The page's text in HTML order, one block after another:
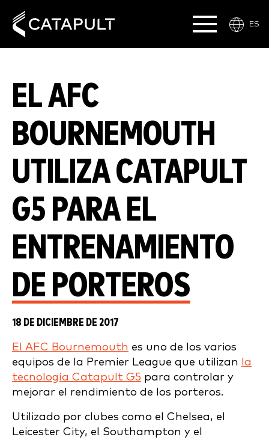
ES
EL AFC
BOURNEMOUTH
UTILIZA CATAPULT
G5 PARA EL
ENTRENAMIENTO
DE PORTEROS
18 DE DICIEMBRE DE 2017
El AFC Bournemouth es uno de los varios
equipos de la Premier League que utilizan la
tecnología Catapult G5 para controlar y
mejorar el rendimiento de los porteros.
Utilizado por clubes como el Chelsea, el
Leicester City, el Southampton y el